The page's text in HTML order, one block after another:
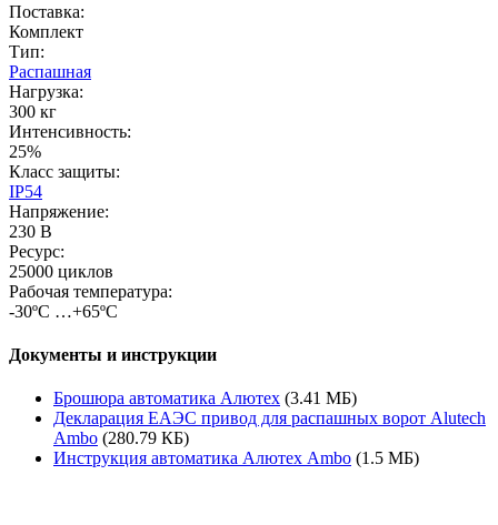
Поставка:
Комплект
Тип:
Распашная
Нагрузка:
300 кг
Интенсивность:
25%
Класс защиты:
IP54
Напряжение:
230 В
Ресурс:
25000 циклов
Рабочая температура:
-30ºС …+65ºС
Документы и инструкции
Брошюра автоматика Алютех (3.41 МБ)
Декларация ЕАЭС привод для распашных ворот Alutech
Ambo (280.79 КБ)
Инструкция автоматика Алютех Ambo (1.5 МБ)